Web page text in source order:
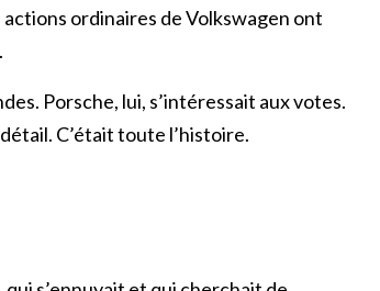
actions ordinaires de Volkswagen ont
Porsche, lui, s’intéressait aux votes.
C’était toute l’histoire.